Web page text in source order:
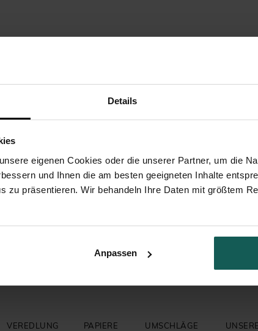
Details
eigenen Cookies oder die unserer Partner, um die
und Ihnen die am besten geeigneten Inhalte
zu präsentieren. Wir behandeln Ihre Daten mit größtem
Anpassen
VEREDLUNG PAPIERE UMSCHLÄGE